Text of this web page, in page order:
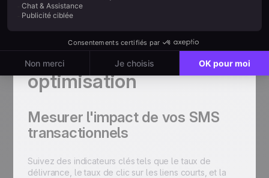
d'usage (par exemple, la confirmation de
commande), mesurez les résultats, puis étendez
4. Suivi, analyse et
optimisation
Mesurer l'impact de vos SMS
transactionnels
Suivez des indicateurs clés tels que le taux de
délivrance, le taux de clic sur les liens courts, et la